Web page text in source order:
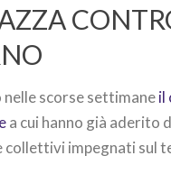
scorse settimaneil
a cui hanno già aderito
collettivi impegnati sul